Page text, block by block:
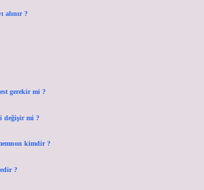
alınır ?
gerekir mi ?
değişir mi ?
kimdir ?
?